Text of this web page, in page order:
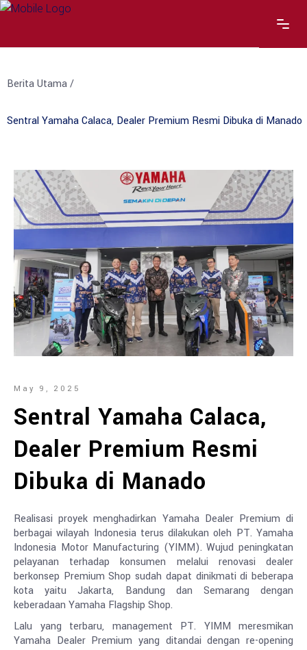
Berita Utama /
Sentral Yamaha Calaca, Dealer Premium Resmi Dibuka di Manado
May 9, 2025
Sentral Yamaha Calaca,
Dealer Premium Resmi
Dibuka di Manado
Realisasi proyek menghadirkan Yamaha Dealer Premium di
berbagai wilayah Indonesia terus dilakukan oleh PT. Yamaha
Indonesia Motor Manufacturing (YIMM). Wujud peningkatan
pelayanan terhadap konsumen melalui renovasi dealer
berkonsep Premium Shop sudah dapat dinikmati di beberapa
kota yaitu Jakarta, Bandung dan Semarang dengan
keberadaan Yamaha Flagship Shop.
Lalu yang terbaru, management PT. YIMM meresmikan
Yamaha Dealer Premium yang ditandai dengan re-opening